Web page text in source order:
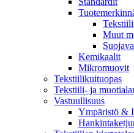
Muut
Kemikaalit
Mikromuovit
Tekstiilikuitu­opas
Tekstiili- ja
Vastuullisuus
Ympäristö &